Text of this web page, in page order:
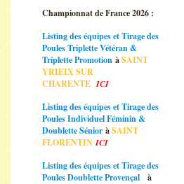
Championnat de France 2026 :
Listing des équipes et Tirage des
Poules Triplette Vétéran &
Triplette Promotion àSAINT
YRIEIX SUR
CHARENTEICI
Listing des équipes et Tirage des
Poules Individuel Féminin &
Doublette Sénior àSAINT
FLORENTINICI
Listing des équipes et Tirage des
Poules Doublette Provençal
à